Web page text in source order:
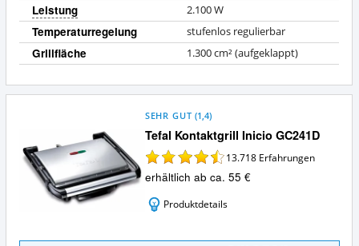
Leistung 2.100W
Temperaturregelung stufenlos regulierbar
Grillfläche 1.300cm² (aufgeklappt)
Tefal Kontaktgrill Inicio GC241D
SEHR GUT (1,4)
13.718 Erfahrungen
erhältlich ab ca. 55 €
Produktdetails